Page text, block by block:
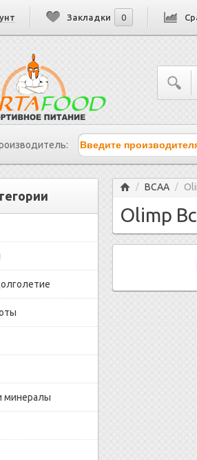
Закладки 0
минералы
Главная
/ BCAA /
Olimp